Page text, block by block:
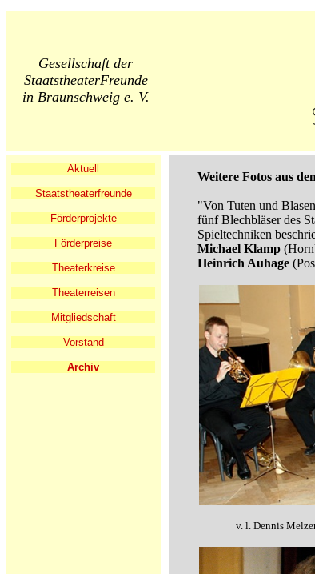
Gesellschaft der
StaatstheaterFreunde
in Braunschweig e. V.
Aktuell
Staatstheaterfreunde
Förderprojekte
Förderpreise
Theaterkreise
Theaterreisen
Mitgliedschaft
Vorstand
Archiv
Weitere Fotos aus
"Von Tuten und
fünf Blechbläser des
Spieltechniken
Michael Klamp
Heinrich Auhage
v. l. Dennis